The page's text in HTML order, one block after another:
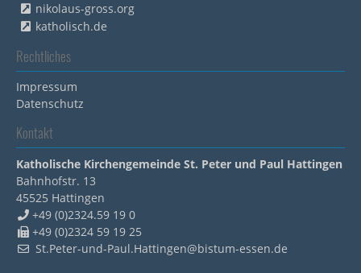
nikolaus-gross.org
katholisch.de
Rechtliches
Impressum
Datenschutz
Kontakt
Katholische Kirchengemeinde St. Peter und Paul Hattingen
Bahnhofstr. 13
45525 Hattingen
+49 (0)2324.59 19 0
+49 (0)2324 59 19 25
St.Peter-und-Paul.Hattingen@bistum-essen.de